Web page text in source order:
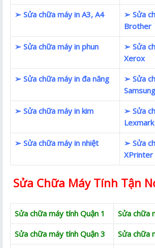
➢ Sửa chữa máy in A3, A4
➢ Sửa
Brother
➢ Sửa chữa máy in phun
➢ Sửa
Xerox
➢ Sửa chữa máy in đa năng
➢ Sửa
Samsung
➢ Sửa chữa máy in kim
➢ Sửa
Lexmark
➢ Sửa chữa máy in nhiệt
➢ Sửa
XPrinter
Sửa Chữa Máy Tính Tận
Sửa chữa máy tính Quận 1
Sửa chữa
Sửa chữa máy tính Quận 3
Sửa chữa